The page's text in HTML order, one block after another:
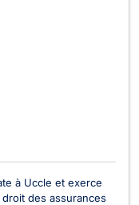
à Uccle et exerce
des assurances